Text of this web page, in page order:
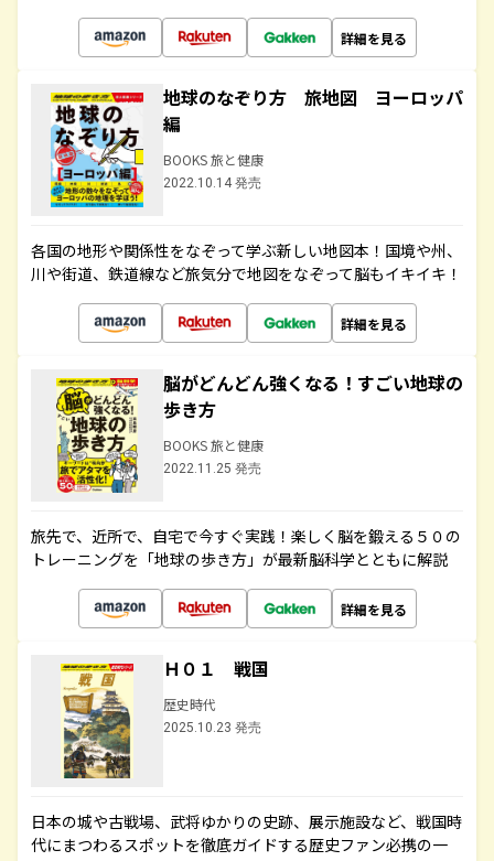
詳細を見る
地球のなぞり方 旅地図 ヨーロッパ
編
BOOKS 旅と健康
2022.10.14 発売
各国の地形や関係性をなぞって学ぶ新しい地図本！国境や州、
川や街道、鉄道線など旅気分で地図をなぞって脳もイキイキ！
詳細を見る
脳がどんどん強くなる！すごい地球の
歩き方
BOOKS 旅と健康
2022.11.25 発売
旅先で、近所で、自宅で今すぐ実践！楽しく脳を鍛える５０の
トレーニングを「地球の歩き方」が最新脳科学とともに解説
詳細を見る
Ｈ０１ 戦国
歴史時代
2025.10.23 発売
日本の城や古戦場、武将ゆかりの史跡、展示施設など、戦国時
代にまつわるスポットを徹底ガイドする歴史ファン必携の一